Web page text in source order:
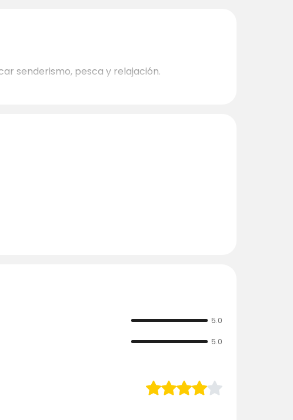
senderismo, pesca y relajación.
5.0
5.0